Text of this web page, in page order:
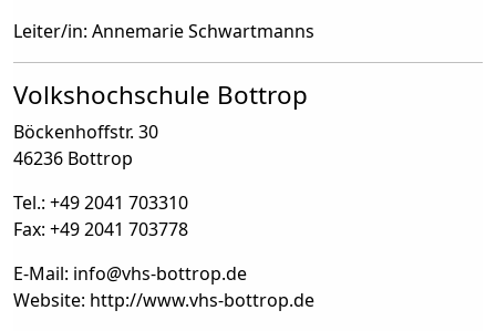
Leiter/in: Annemarie Schwartmanns
Volkshochschule Bottrop
Böckenhoffstr. 30
46236 Bottrop
Tel.: +49 2041 703310
Fax: +49 2041 703778
E-Mail: info@vhs-bottrop.de
Website: http://www.vhs-bottrop.de